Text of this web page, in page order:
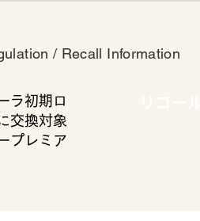
/ Recall Information
ラ初期ロ
交換対象
プレミア